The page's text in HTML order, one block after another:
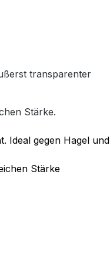
transparenter
Stärke.
Ideal gegen Hagel und
Stärke